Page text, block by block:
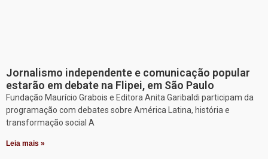
Jornalismo independente e comunicação popular
estarão em debate na Flipei, em São Paulo
Fundação Maurício Grabois e Editora Anita Garibaldi participam da
programação com debates sobre América Latina, história e
transformação social A
Leia mais »